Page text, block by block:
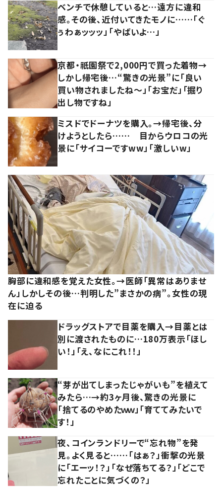
ベンチで休憩していると…遠方に違和
感。その後、近付いてきたモノに……「ぐ
ぅわぁッッッ」「やばいよ…」
京都・祇園祭で2,000円で買った着物→
しかし帰宅後…“驚きの光景”に「良い
買い物されましたね～」「お宝だ」「掘り
出し物ですね」
ミスドでドーナツを購入。→帰宅後、分
けようとしたら…… 目からウロコの光
景に「サイコーですww」「激しいw」
胸部に違和感を覚えた女性。→医師「異常はありませ
ん」しかしその後…判明した”まさかの病”。女性の現
在に迫る
ドラッグストアで目薬を購入→目薬とは
別に渡されたものに…180万表示「ほし
い！」「え、なにこれ！！」
“芽が出てしまったじゃがいも”を植えて
みたら…→約3ヶ月後、驚きの光景に
「捨てるのやめたｗｗ」「育ててみたいで
す！」
夜、コインランドリーで“忘れ物”を発
見。よく見ると……「はぁ？」衝撃の光景
に「エーッ！？」「なぜ落ちてる？」「どこで
忘れたことに気づくの？」